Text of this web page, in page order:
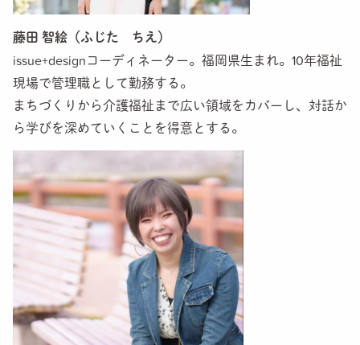
藤田 智絵（ふじた ちえ）
issue+designコーディネーター。福岡県生まれ。10年福祉
現場で管理職として勤務する。
まちづくりから介護福祉まで広い領域をカバーし、対話か
ら学びを深めていくことを得意とする。